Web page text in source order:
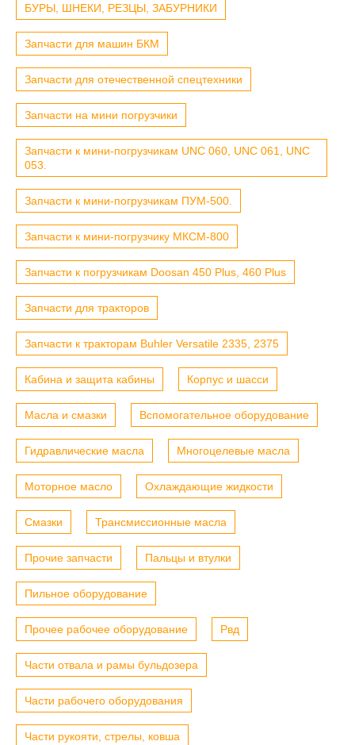
БУРЫ, ШНЕКИ, РЕЗЦЫ, ЗАБУРНИКИ
Запчасти для машин БКМ
Запчасти для отечественной спецтехники
Запчасти на мини погрузчики
Запчасти к мини-погрузчикам UNC 060, UNC 061, UNC
053.
Запчасти к мини-погрузчикам ПУМ-500.
Запчасти к мини-погрузчику МКСМ-800
Запчасти к погрузчикам Doosan 450 Plus, 460 Plus
Запчасти для тракторов
Запчасти к тракторам Buhler Versatile 2335, 2375
Кабина и защита кабины Корпус и шасси
Масла и смазки Вспомогательное оборудование
Гидравлические масла Многоцелевые масла
Моторное масло Охлаждающие жидкости
Смазки Трансмиссионные масла
Прочие запчасти Пальцы и втулки
Пильное оборудование
Прочее рабочее оборудование Рвд
Части отвала и рамы бульдозера
Части рабочего оборудования
Части рукояти, стрелы, ковша